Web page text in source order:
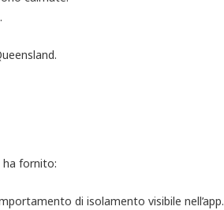
ha fornito:
di isolamento visibile nell’app.